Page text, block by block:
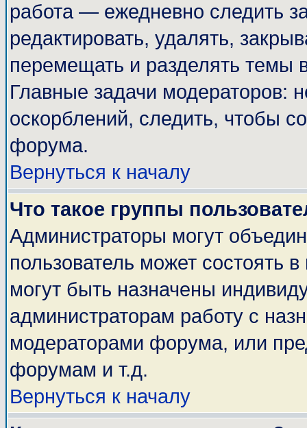
работа — ежедневно следить
редактировать, удалять,
перемещать и разделять темы
Главные задачи модераторов:
оскорблений, следить, чтобы
форума.
Вернуться к началу
Что такое группы
Администраторы могут
пользователь может состоять
могут быть назначены
администраторам работу с
модераторами форума, или
форумам и т.д.
Вернуться к началу